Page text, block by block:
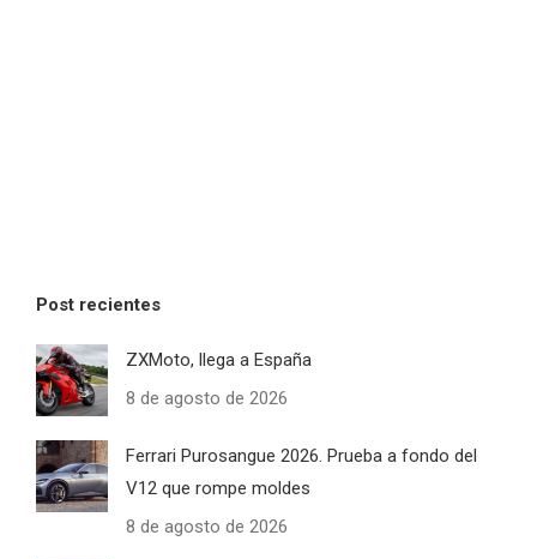
Post recientes
ZXMoto, llega a España
8 de agosto de 2026
Ferrari Purosangue 2026. Prueba a fondo del
V12 que rompe moldes
8 de agosto de 2026